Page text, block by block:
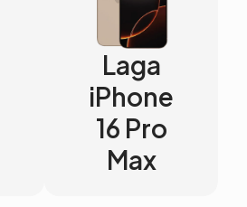
Laga
iPhone
16 Pro
Max